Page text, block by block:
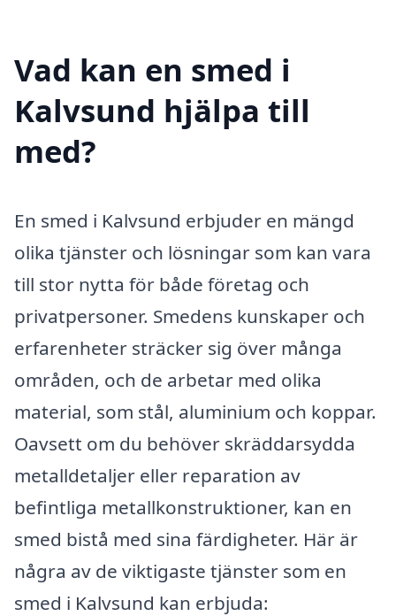
Vad kan en smed i
Kalvsund hjälpa till
med?
En smed i Kalvsund erbjuder en mängd
olika tjänster och lösningar som kan vara
till stor nytta för både företag och
privatpersoner. Smedens kunskaper och
erfarenheter sträcker sig över många
områden, och de arbetar med olika
material, som stål, aluminium och koppar.
Oavsett om du behöver skräddarsydda
metalldetaljer eller reparation av
befintliga metallkonstruktioner, kan en
smed bistå med sina färdigheter. Här är
några av de viktigaste tjänster som en
smed i Kalvsund kan erbjuda: